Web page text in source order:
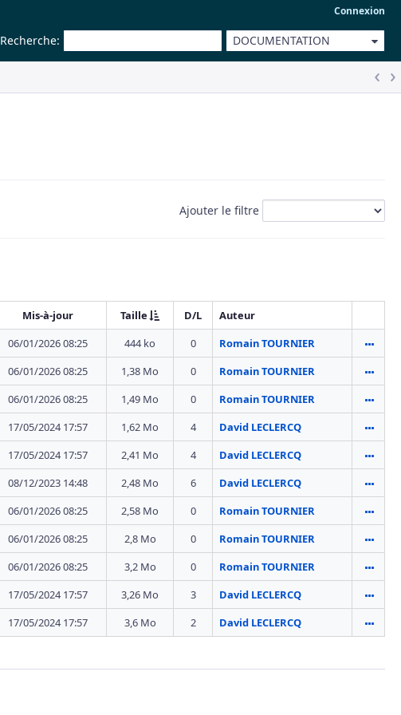
Connexion
Recherche: DOCUMENTATION
Ajouter le filtre
Mis-à-jour Taille D/L
Auteur
06/01/2026 08:25 444 ko 0
Romain TOURNIER
06/01/2026 08:25 1,38 Mo 0
Romain TOURNIER
06/01/2026 08:25 1,49 Mo 0
Romain TOURNIER
17/05/2024 17:57 1,62 Mo 4
David LECLERCQ
17/05/2024 17:57 2,41 Mo 4
David LECLERCQ
08/12/2023 14:48 2,48 Mo 6
David LECLERCQ
06/01/2026 08:25 2,58 Mo 0
Romain TOURNIER
06/01/2026 08:25 2,8 Mo 0
Romain TOURNIER
06/01/2026 08:25 3,2 Mo 0
Romain TOURNIER
17/05/2024 17:57 3,26 Mo 3
David LECLERCQ
17/05/2024 17:57 3,6 Mo 2 David LECLERCQ